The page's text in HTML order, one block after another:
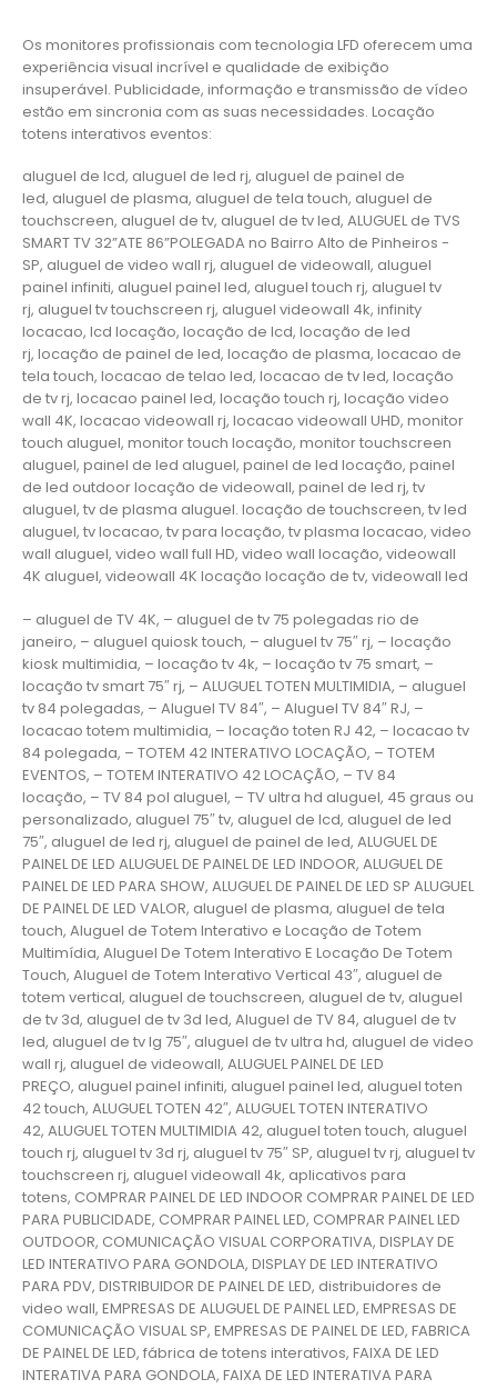
Os monitores profissionais com tecnologia LFD oferecem uma
experiência visual incrível e qualidade de exibição
insuperável. Publicidade, informação e transmissão de vídeo
estão em sincronia com as suas necessidades. Locação
totens interativos eventos:
aluguel de lcd, aluguel de led rj, aluguel de painel de
led, aluguel de plasma, aluguel de tela touch, aluguel de
touchscreen, aluguel de tv, aluguel de tv led, ALUGUEL de TVS
SMART TV 32”ATE 86”POLEGADA no Bairro‎ Alto de Pinheiros‎ -
SP, aluguel de video wall rj, aluguel de videowall, aluguel
painel infiniti, aluguel painel led, aluguel touch rj, aluguel tv
rj, aluguel tv touchscreen rj, aluguel videowall 4k, infinity
locacao, lcd locação, locação de lcd, locação de led
rj, locação de painel de led, locação de plasma, locacao de
tela touch, locacao de telao led, locacao de tv led, locação
de tv rj, locacao painel led, locação touch rj, locação video
wall 4K, locacao videowall rj, locacao videowall UHD, monitor
touch aluguel, monitor touch locação, monitor touchscreen
aluguel, painel de led aluguel, painel de led locação, painel
de led outdoor locação de videowall, painel de led rj, tv
aluguel, tv de plasma aluguel. locação de touchscreen, tv led
aluguel, tv locacao, tv para locação, tv plasma locacao, video
wall aluguel, video wall full HD, video wall locação, videowall
4K aluguel, videowall 4K locação locação de tv, videowall led
– aluguel de TV 4K, – aluguel de tv 75 polegadas rio de
janeiro, – aluguel quiosk touch, – aluguel tv 75″ rj, – locação
kiosk multimidia, – locação tv 4k, – locação tv 75 smart, –
locação tv smart 75″ rj, – ALUGUEL TOTEN MULTIMIDIA, – aluguel
tv 84 polegadas, – Aluguel TV 84″, – Aluguel TV 84″ RJ, –
locacao totem multimidia, – locação toten RJ 42, – locacao tv
84 polegada, – TOTEM 42 INTERATIVO LOCAÇÃO, – TOTEM
EVENTOS, – TOTEM INTERATIVO 42 LOCAÇÃO, – TV 84
locação, – TV 84 pol aluguel, – TV ultra hd aluguel, 45 graus ou
personalizado, aluguel 75″ tv, aluguel de lcd, aluguel de led
75″, aluguel de led rj, aluguel de painel de led, ALUGUEL DE
PAINEL DE LED ALUGUEL DE PAINEL DE LED INDOOR, ALUGUEL DE
PAINEL DE LED PARA SHOW, ALUGUEL DE PAINEL DE LED SP ALUGUEL
DE PAINEL DE LED VALOR, aluguel de plasma, aluguel de tela
touch, Aluguel de Totem Interativo e Locação de Totem
Multimídia, Aluguel De Totem Interativo E Locação De Totem
Touch, Aluguel de Totem Interativo Vertical 43″, aluguel de
totem vertical, aluguel de touchscreen, aluguel de tv, aluguel
de tv 3d, aluguel de tv 3d led, Aluguel de TV 84, aluguel de tv
led, aluguel de tv lg 75″, aluguel de tv ultra hd, aluguel de video
wall rj, aluguel de videowall, ALUGUEL PAINEL DE LED
PREÇO, aluguel painel infiniti, aluguel painel led, aluguel toten
42 touch, ALUGUEL TOTEN 42″, ALUGUEL TOTEN INTERATIVO
42, ALUGUEL TOTEN MULTIMIDIA 42, aluguel toten touch, aluguel
touch rj, aluguel tv 3d rj, aluguel tv 75″ SP, aluguel tv rj, aluguel tv
touchscreen rj, aluguel videowall 4k, aplicativos para
totens, COMPRAR PAINEL DE LED INDOOR COMPRAR PAINEL DE LED
PARA PUBLICIDADE, COMPRAR PAINEL LED, COMPRAR PAINEL LED
OUTDOOR, COMUNICAÇÃO VISUAL CORPORATIVA, DISPLAY DE
LED INTERATIVO PARA GONDOLA, DISPLAY DE LED INTERATIVO
PARA PDV, DISTRIBUIDOR DE PAINEL DE LED, distribuidores de
video wall, EMPRESAS DE ALUGUEL DE PAINEL LED, EMPRESAS DE
COMUNICAÇÃO VISUAL SP, EMPRESAS DE PAINEL DE LED, FABRICA
DE PAINEL DE LED, fábrica de totens interativos, FAIXA DE LED
INTERATIVA PARA GONDOLA, FAIXA DE LED INTERATIVA PARA